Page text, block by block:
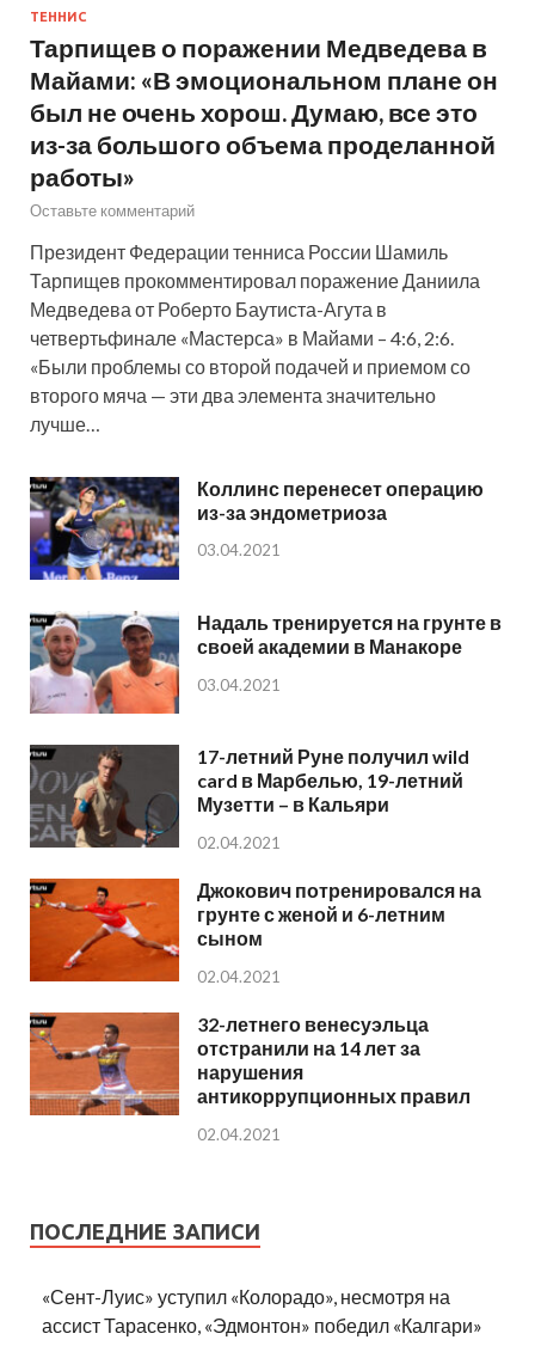
ТЕННИС
Тарпищев о поражении Медведева в
Майами: «В эмоциональном плане он
был не очень хорош. Думаю, все это
из-за большого объема проделанной
работы»
Оставьте комментарий
Президент Федерации тенниса России Шамиль
Тарпищев прокомментировал поражение Даниила
Медведева от Роберто Баутиста-Агута в
четвертьфинале «Мастерса» в Майами – 4:6, 2:6.
«Были проблемы со второй подачей и приемом со
второго мяча — эти два элемента значительно
лучше…
Коллинс перенесет операцию
из-за эндометриоза
03.04.2021
Надаль тренируется на грунте в
своей академии в Манакоре
03.04.2021
17-летний Руне получил wild
card в Марбелью, 19-летний
Музетти – в Кальяри
02.04.2021
Джокович потренировался на
грунте с женой и 6-летним
сыном
02.04.2021
32-летнего венесуэльца
отстранили на 14 лет за
нарушения
антикоррупционных правил
02.04.2021
ПОСЛЕДНИЕ ЗАПИСИ
«Сент-Луис» уступил «Колорадо», несмотря на
ассист Тарасенко, «Эдмонтон» победил «Калгари»